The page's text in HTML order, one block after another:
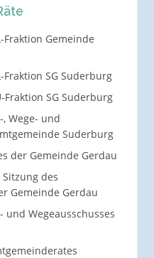
Fraktion Gemeinde
Fraktion SG Suderburg
Fraktion SG Suderburg
Wege- und
Suderburg
der Gemeinde Gerdau
des
Gemeinde Gerdau
und Wegeausschusses